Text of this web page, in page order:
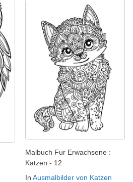
Malbuch Fur Erwachsene :
Katzen - 12
In Ausmalbilder von Katzen